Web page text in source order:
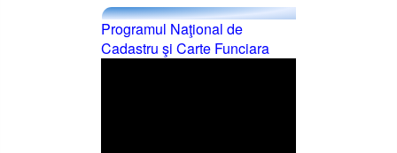
Programul Naţional de
Cadastru şi Carte Funciara